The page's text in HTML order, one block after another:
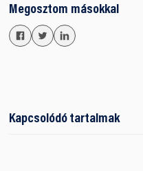
Megosztom másokkal
Kapcsolódó tartalmak